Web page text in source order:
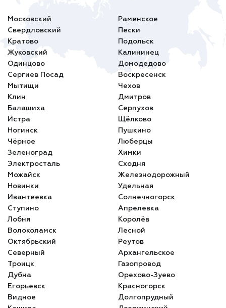
Московский
Раменское
Свердловский
Пески
Кратово
Подольск
Жуковский
Калининец
Одинцово
Домодедово
Сергиев Посад
Воскресенск
Мытищи
Чехов
Клин
Дмитров
Балашиха
Серпухов
Истра
Щёлково
Ногинск
Пушкино
Чёрное
Люберцы
Зеленоград
Химки
Электросталь
Сходня
Можайск
Железнодорожный
Новинки
Удельная
Ивантеевка
Солнечногорск
Ступино
Апрелевка
Лобня
Королёв
Волоколамск
Лесной
Октябрьский
Реутов
Северный
Архангельское
Троицк
Газопровод
Дубна
Орехово-Зуево
Егорьевск
Красногорск
Видное
Долгопрудный